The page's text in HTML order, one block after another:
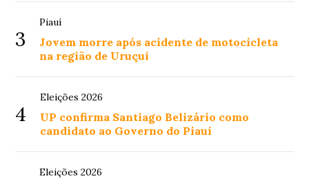
3
Piauí
Jovem morre após acidente de motocicleta
na região de Uruçuí
4
Eleições 2026
UP confirma Santiago Belizário como
candidato ao Governo do Piauí
Eleições 2026